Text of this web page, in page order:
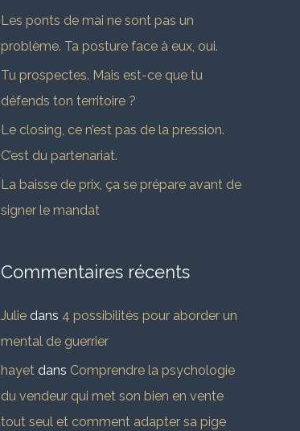
e
Les ponts de mai ne sont pas un
problème. Ta posture face à eux, oui.
Tu prospectes. Mais est-ce que tu
défends ton territoire ?
Le closing, ce n’est pas de la pression.
C’est du partenariat.
La baisse de prix, ça se prépare avant de
signer le mandat
Commentaires récents
Julie dans 4 possibilités pour aborder un
mental de guerrier
hayet dans Comprendre la psychologie
du vendeur qui met son bien en vente
tout seul et comment adapter sa pige